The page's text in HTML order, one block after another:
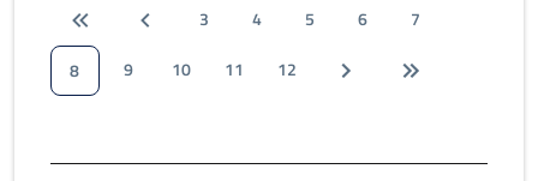
3 4 5 6
7
8
9 10 11 12